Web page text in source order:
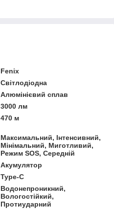
Fenix
Світлодіодна
Алюмінієвий сплав
3000 лм
470 м
Максимальний, Інтенсивний,
Мінімальний, Миготливий,
Режим SOS, Середній
Акумулятор
Type-C
Водонепроникний,
Вологостійкий,
Протиударний